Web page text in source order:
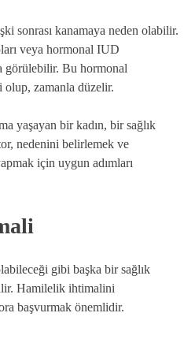
sonrası kanamaya neden olabilir.
veya hormonal IUD
görülebilir. Bu hormonal
zamanla düzelir.
yaşayan bir kadın, bir sağlık
nedenini belirlemek ve
için uygun adımları
gibi başka bir sağlık
Hamilelik ihtimalini
başvurmak önemlidir.